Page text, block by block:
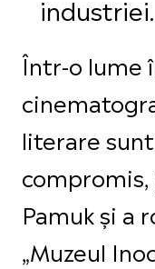
industriei.
Într-o lume
literare
Pamuk și a
„Muzeul